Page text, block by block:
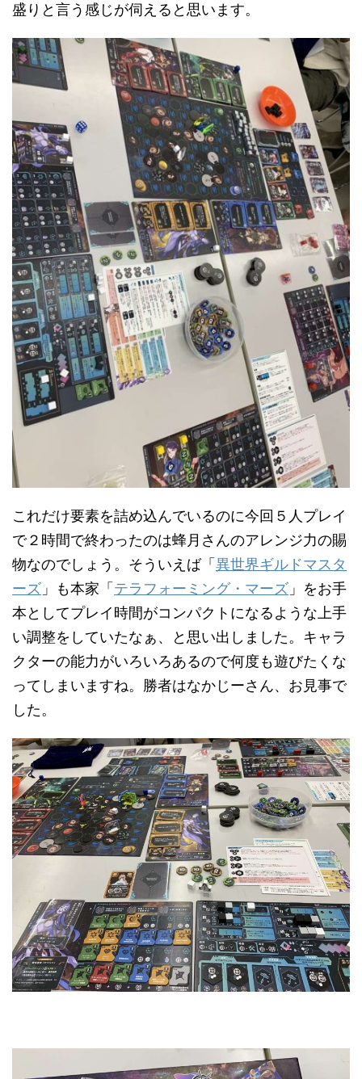
盛りと言う感じが伺えると思います。
これだけ要素を詰め込んでいるのに今回５人プレイ
で２時間で終わったのは蜂月さんのアレンジ力の賜
物なのでしょう。そういえば「 異世界ギルドマスタ
ーズ 」も本家「 テラフォーミング・マーズ 」をお手
本としてプレイ時間がコンパクトになるような上手
い調整をしていたなぁ、と思い出しました。キャラ
クターの能力がいろいろあるので何度も遊びたくな
ってしまいますね。勝者はなかじーさん、お見事で
した。